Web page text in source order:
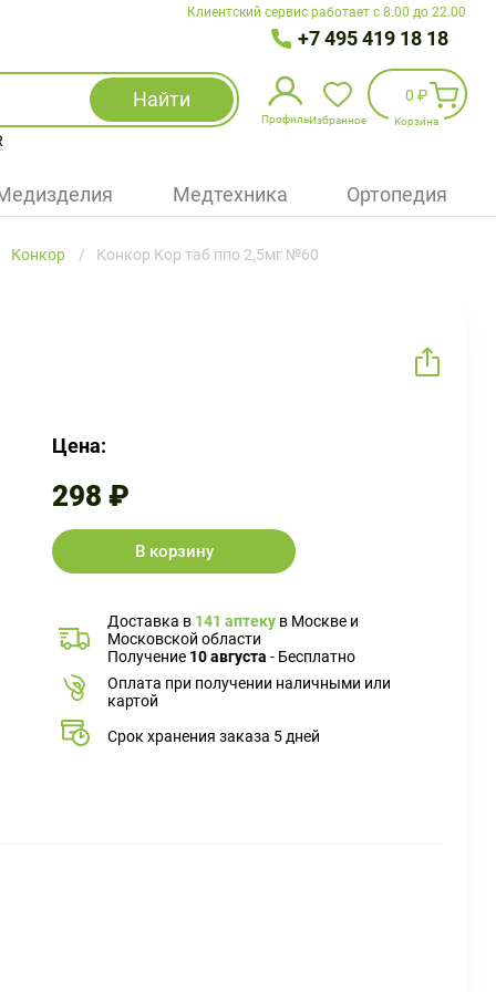
Клиентский сервис работает с 8.00 до 22.00
+7 495 419 18 18
Найти
Профиль
Избранное
Войти
Избранное
0 ₽
Корзина
Медтехника Ортопедия
Конкор Конкор Кор таб ппо 2,5мг №60
Цена:
298 ₽
В корзину
Доставка в 141 аптеку в Москве и
Московской области
Получение 10 августа - Бесплатно
Оплата при получении наличными или
картой
Срок хранения заказа 5 дней